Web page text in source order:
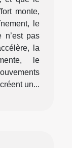
monte,
le
n’est pas
la
le
un...